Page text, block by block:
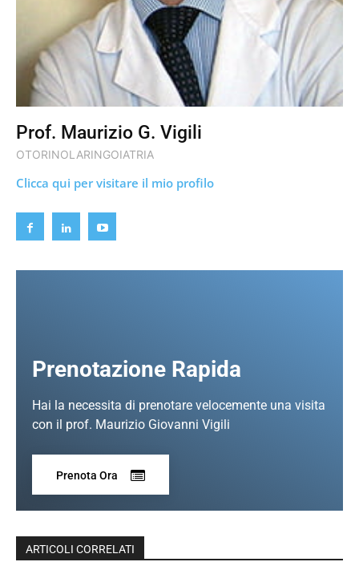
Prof. Maurizio G. Vigili
OTORINOLARINGOIATRIA
Clicca qui per visitare il mio profilo
Prenotazione Rapida
Hai la necessita di prenotare velocemente una visita
con il prof. Maurizio Giovanni Vigili
Prenota Ora
ARTICOLI CORRELATI